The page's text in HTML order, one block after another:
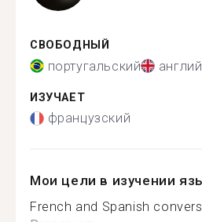
СВОБОДНЫЙ
португальский
ИЗУЧАЕТ
французский
Мои цели в изучении
French and Spanish